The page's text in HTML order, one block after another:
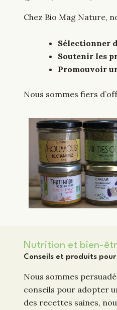
Chez Bio Mag Nature,
Sélectionner
Soutenir les
Promouvoir
Nous sommes fiers
Nutrition et bien-
Conseils et produits pour
Nous sommes
conseils pour adopter
des recettes saines,